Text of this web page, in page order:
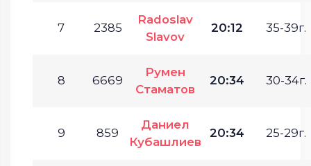
7 2385
Radoslav
Slavov
20:12 35-39г.
8 6669
Румен
Стаматов
20:34 30-34г.
9 859
Даниел
Кубашлиев
20:34 25-29г.